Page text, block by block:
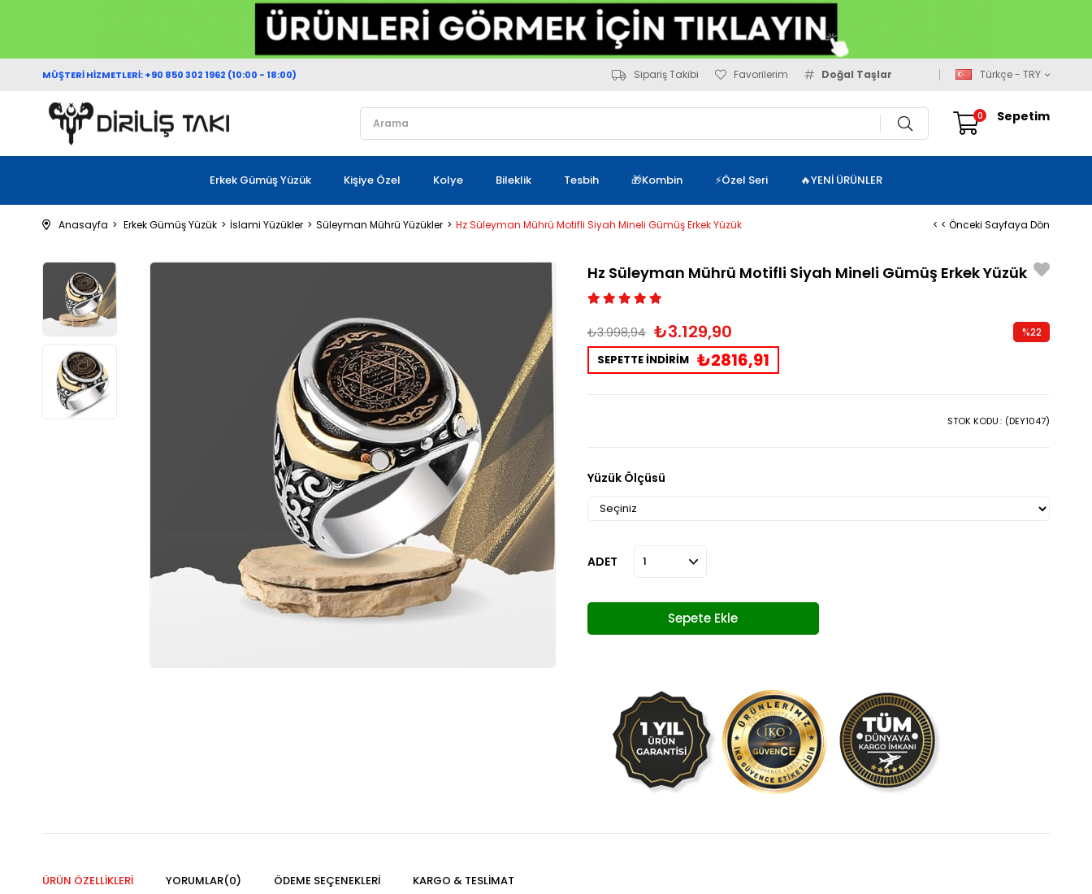
MÜŞTERİ HİZMETLERİ: +90 850 302 1962 (10:00 - 18:00) Sipariş Takibi Favorilerim Doğal Taşlar Türkçe - TRY
Sepetim
0
Erkek Gümüş Yüzük Kişiye Özel Kolye Bileklik Tesbih 🎁Kombin ⚡Özel Seri 🔥YENİ ÜRÜNLER
Anasayfa Erkek Gümüş Yüzük İslami Yüzükler Süleyman Mührü Yüzükler Hz Süleyman Mührü Motifli Siyah Mineli Gümüş Erkek Yüzük < < Önceki Sayfaya Dön
Hz Süleyman Mührü Motifli Siyah Mineli Gümüş Erkek Yüzük
₺3.998,94 ₺3.129,90
SEPETTE İNDİRİM ₺2816,91
%22
STOK KODU (DEY1047)
Yüzük Ölçüsü
ADET
ÜRÜN ÖZELLIKLERI YORUMLAR(0) ÖDEME SEÇENEKLERI KARGO & TESLIMAT